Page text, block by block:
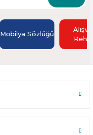
Mobilya Sözlüğü